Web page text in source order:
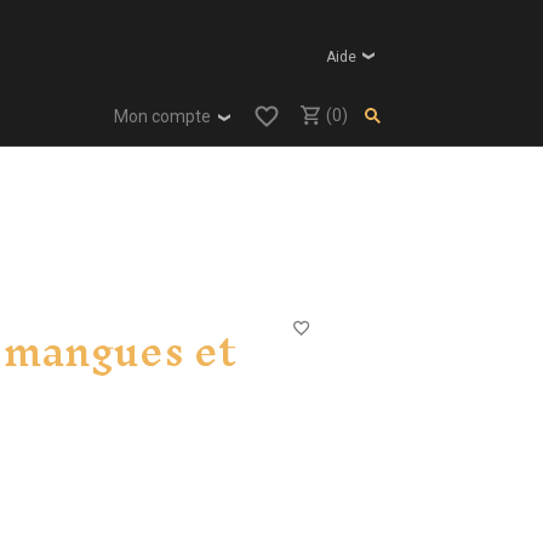
Aide
Mon compte (0)
et